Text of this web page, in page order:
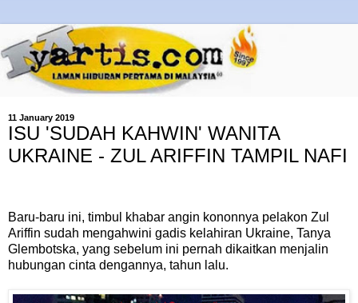
11 January 2019
ISU 'SUDAH KAHWIN' WANITA
UKRAINE - ZUL ARIFFIN TAMPIL NAFI
Baru-baru ini, timbul khabar angin kononnya pelakon Zul
Ariffin sudah mengahwini gadis kelahiran Ukraine, Tanya
Glembotska, yang sebelum ini pernah dikaitkan menjalin
hubungan cinta dengannya, tahun lalu.